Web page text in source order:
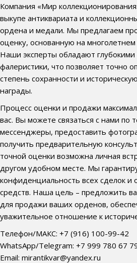
Компания «Мир
выкупе антиквариата и
ордена и медали. Мы предлагаем
оценку, основанную на
Наши эксперты обладают глубокими
фалеристики, что позволяет точно
степень сохранности и
награды.
Процесс оценки и продажи
вас. Вы можете связаться с нами по
мессенджеры, предоставить
получить предварительную
точной оценки возможна личная
другом удобном месте. Мы
конфиденциальность всех сделок и
средств. Наша цель – предложить
для продажи ваших орденов,
уважительное отношение к
Телефон/МАКС: +7 (916) 100-99-42
WhatsApp/Telegram: +7 999 780 67
Email: mirantikvar@yandex.ru